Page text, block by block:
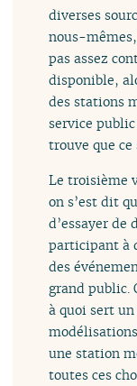
diverses
nous-
pas assez
disponible,
des stations
service
trouve que
Le troisième
on s’est dit
d’essayer de
participant à
des
grand public.
à quoi sert
une station
toutes ces